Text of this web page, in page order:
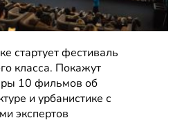
стартует фестиваль
класса. Покажут
10 фильмов об
и урбанистике с
экспертов